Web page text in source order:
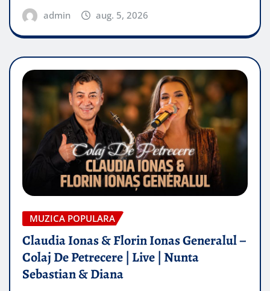
admin aug. 5, 2026
MUZICA POPULARA
Claudia Ionas & Florin Ionas Generalul –
Colaj De Petrecere | Live | Nunta
Sebastian & Diana